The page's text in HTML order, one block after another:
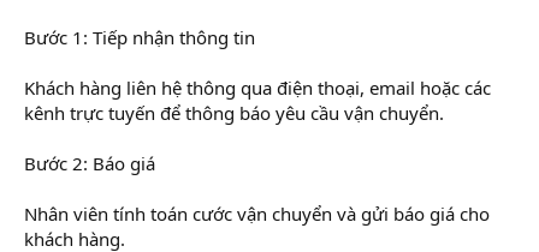
Bước 1: Tiếp nhận thông tin
Khách hàng liên hệ thông qua điện thoại, email hoặc các
kênh trực tuyến để thông báo yêu cầu vận chuyển.
Bước 2: Báo giá
Nhân viên tính toán cước vận chuyển và gửi báo giá cho
khách hàng.